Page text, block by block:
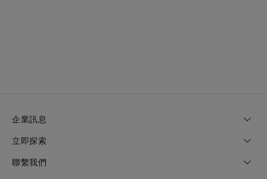
企業訊息
立即探索
聯繫我們